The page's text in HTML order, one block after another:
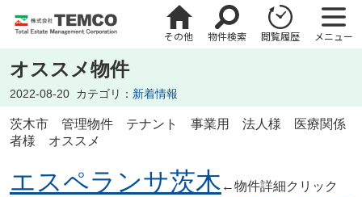
その他 物件検索 閲覧履歴 メニュー
オススメ物件
2022-08-20 カテゴリ： 新着情報
茨木市 管理物件 テナント 事業用 法人様 医療関係
者様 オススメ
エスペランサ茨木 ←物件詳細クリック